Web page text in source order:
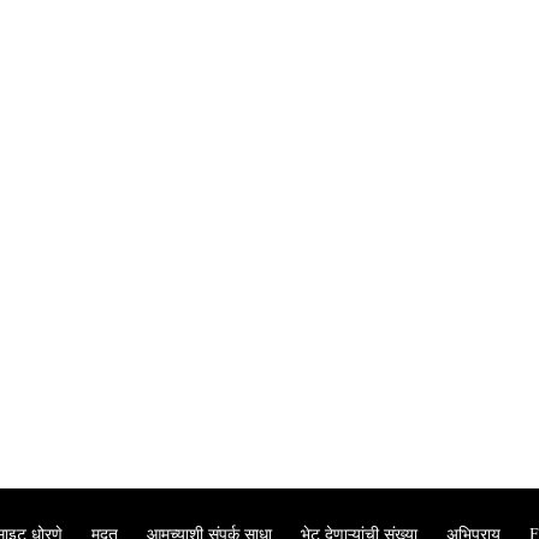
धोरणे मदत आमच्याशी संपर्क साधा भेट देणाऱ्यांची संख्या अभिप्राय